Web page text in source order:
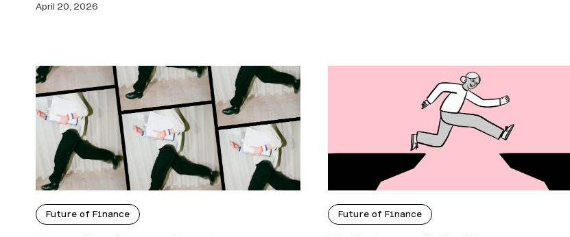
April 20, 2026
Future of Finance Future of Finance